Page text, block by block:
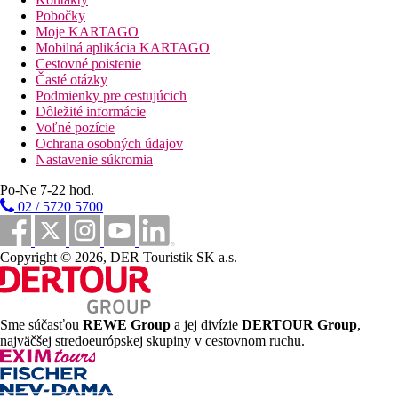
bufetu (12.30–14.30), večere formou bufetu (18.30–
21.00)
Ľahké občerstvenie (15.00 – 17.00)
Nealkoholické postmixové nápoje, voda, instantná káva
(všetko miestnej výroby, rozlievané) 24 hodín denne.
Neobmedzené množstvo vybraných rozlievaných
nealkoholických nápojov a miestnych alkoholických
nápojov (10.00–23.00)
Upozornenie: vyššie uvedené časy aj miesta podávania sú
určené hotelom a môžu sa zmeniť
Pláž
Piesočná pláž cca 300 m. Lehátka a slnečníky za poplatok.
Športová ponuka
Zdarma:fitness.
Za poplatok:
Detský bazén, miniklub za poplatok, detská postieľka zdarma
(na vyžiadanie), detské ihrisko.
Karty
Pobočky
Moje KARTAGO
Mobilná aplikácia KARTAGO
Cestovné poistenie
Časté otázky
Podmienky pre cestujúcich
Dôležité informácie
Voľné pozície
Ochrana osobných údajov
Nastavenie súkromia
Po-Ne 7-22 hod.
02 / 5720 5700
Copyright © 2026, DER Touristik SK a.s.
Sme súčasťou REWE Group a jej divízie DERTOUR Group,
najväčšej stredoeurópskej skupiny v cestovnom ruchu.